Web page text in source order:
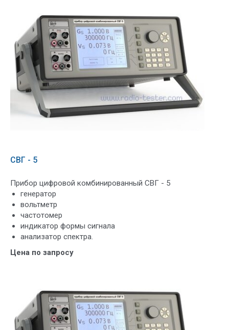
СВГ - 5
Прибор цифровой комбинированный СВГ - 5
генератор
вольтметр
частотомер
индикатор формы сигнала
анализатор спектра.
Цена по запросу